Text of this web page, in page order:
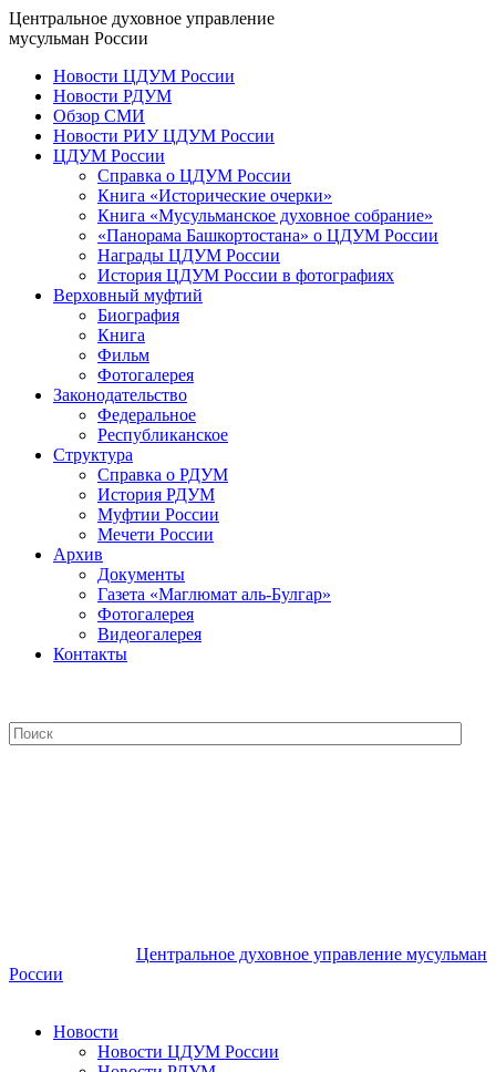
Центральное духовное управление
мусульман России
Новости ЦДУМ России
Новости РДУМ
Обзор СМИ
Новости РИУ ЦДУМ России
ЦДУМ России
Справка о ЦДУМ России
Книга «Исторические очерки»
Книга «Мусульманское духовное собрание»
«Панорама Башкортостана» о ЦДУМ России
Награды ЦДУМ России
История ЦДУМ России в фотографиях
Верховный муфтий
Биография
Книга
Фильм
Фотогалерея
Законодательство
Федеральное
Республиканское
Структура
Справка о РДУМ
История РДУМ
Муфтии России
Мечети России
Архив
Документы
Газета «Маглюмат аль-Булгар»
Фотогалерея
Видеогалерея
Контакты
Центральное духовное управление мусульман
России
Новости
Новости ЦДУМ России